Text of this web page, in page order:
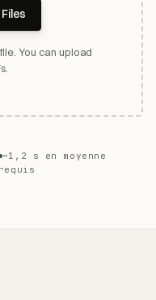
You can upload
~1,2 s en moyenne